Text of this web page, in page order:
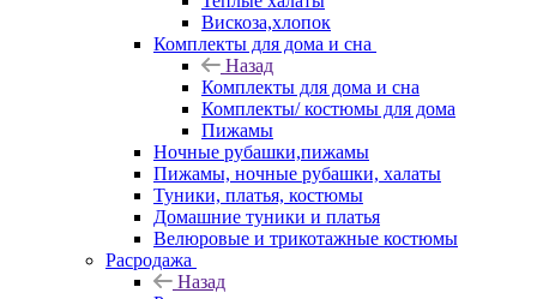
Вискоза,хлопок
Комплекты для дома и сна
Назад
Комплекты для дома и сна
Комплекты/ костюмы для дома
Пижамы
Ночные рубашки,пижамы
Пижамы, ночные рубашки, халаты
Туники, платья, костюмы
Домашние туники и платья
Велюровые и трикотажные костюмы
Расродажа
Назад